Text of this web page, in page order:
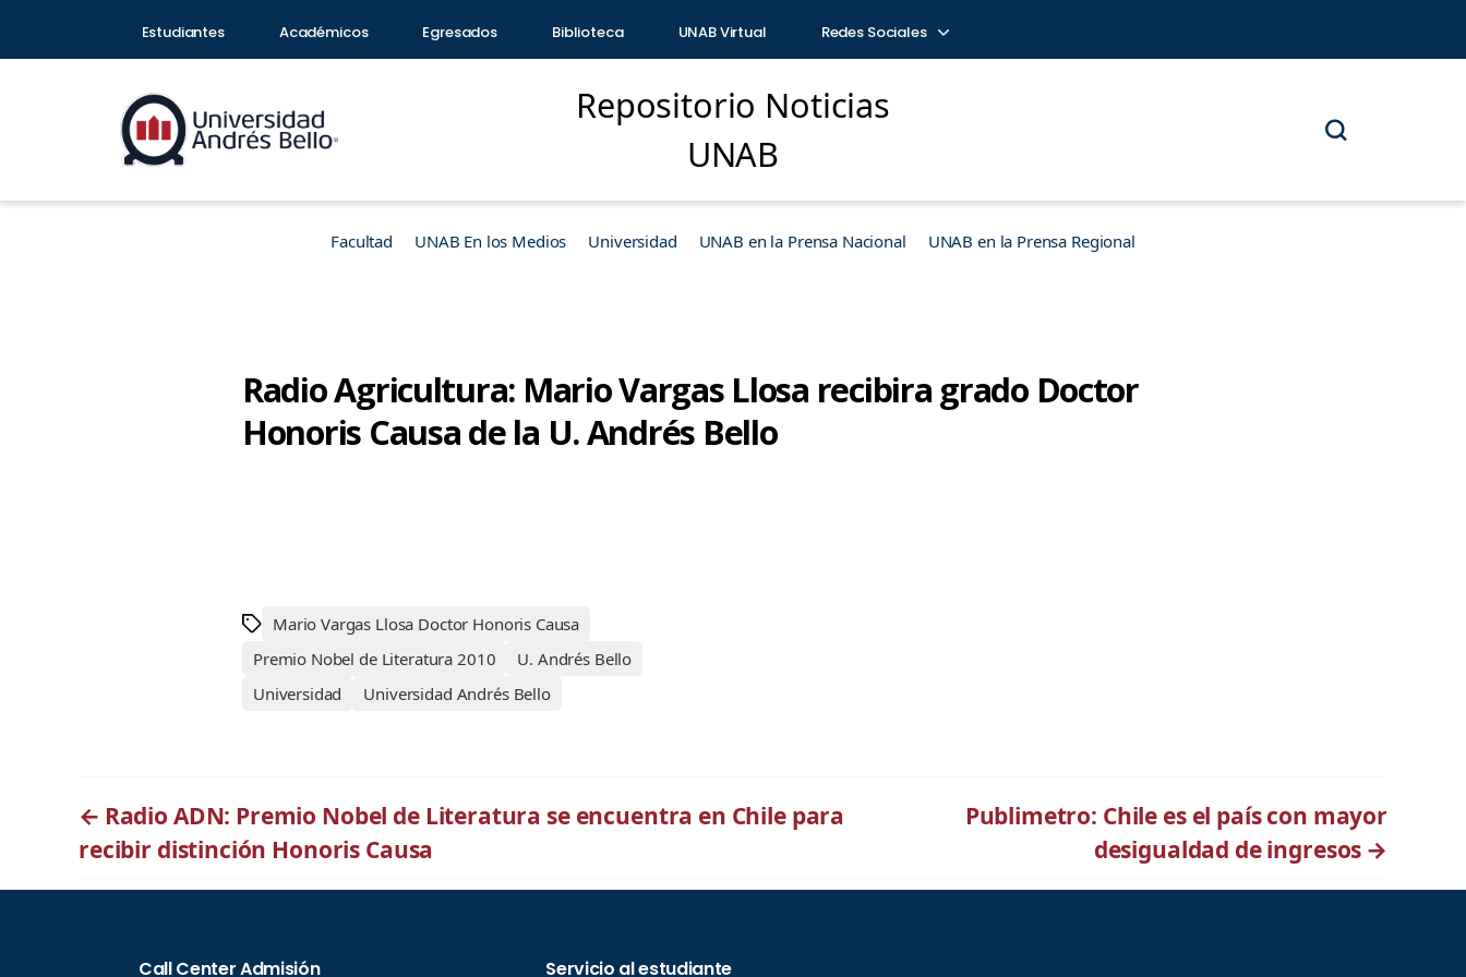
Estudiantes Académicos Egresados Biblioteca UNAB Virtual Redes Sociales
Repositorio Noticias
UNAB
Facultad UNAB En los Medios Universidad UNAB en la Prensa Nacional UNAB en la Prensa Regional
Radio Agricultura: Mario Vargas Llosa recibira grado Doctor
Honoris Causa de la U. Andrés Bello
Mario Vargas Llosa Doctor Honoris Causa
Premio Nobel de Literatura 2010
U. Andrés Bello
Universidad
Universidad Andrés Bello
← Radio ADN: Premio Nobel de Literatura se encuentra en Chile para
recibir distinción Honoris Causa
Publimetro: Chile es el país con mayor
desigualdad de ingresos →